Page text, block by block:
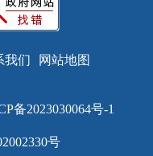
我们 网站地图
备2023030064号-1
号